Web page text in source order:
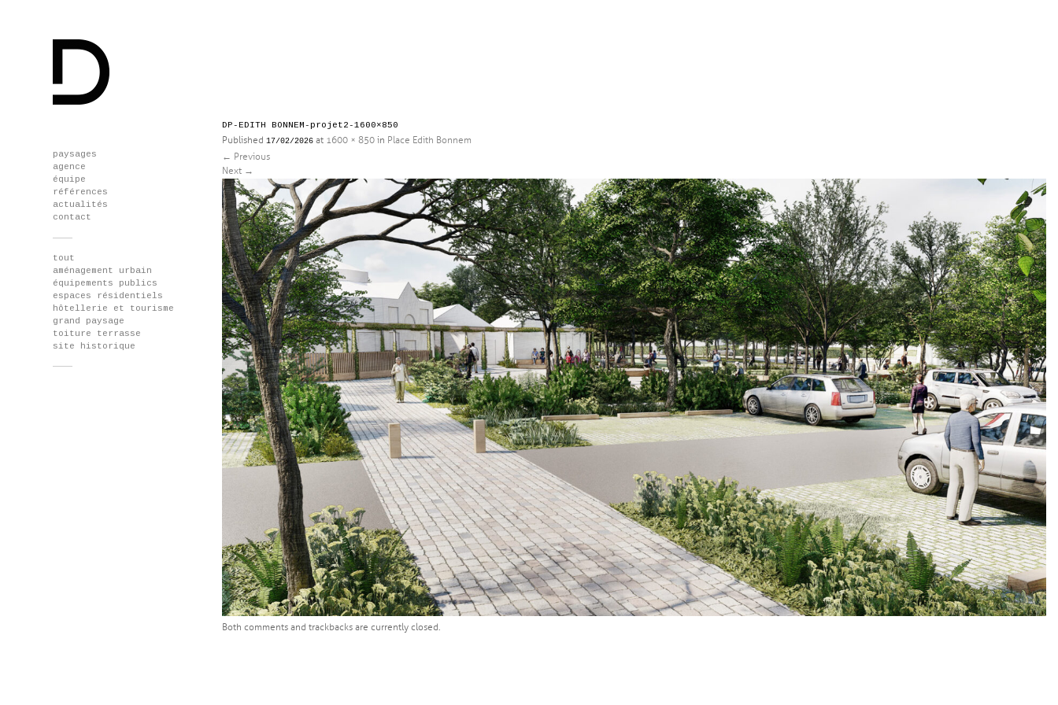
Skip
to
content
paysages
agence
équipe
références
actualités
contact
tout
aménagement urbain
équipements publics
espaces résidentiels
hôtellerie et tourisme
grand paysage
toiture terrasse
site historique
DP-EDITH BONNEM-projet2-1600×850
Published17/02/2026 at 1600 × 850 in Place Edith Bonnem
← Previous
Next →
Both comments and trackbacks are currently closed.